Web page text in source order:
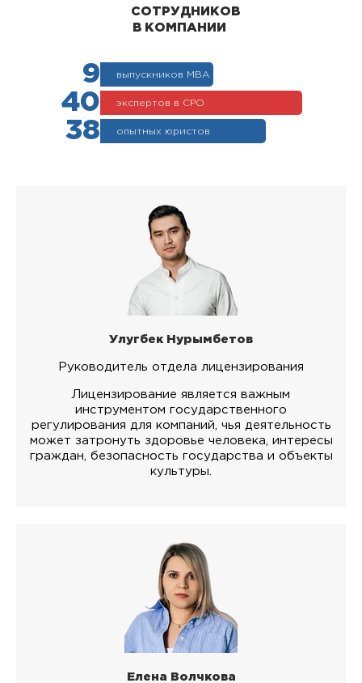
СОТРУДНИКОВ
В КОМПАНИИ
9 выпускников МВА
40 экспертов в СРО
38 опытных юристов
Улугбек Нурымбетов
Руководитель отдела лицензирования
Лицензирование является важным
инструментом государственного
регулирования для компаний, чья деятельность
может затронуть здоровье человека, интересы
граждан, безопасность государства и объекты
культуры.
Елена Волчкова